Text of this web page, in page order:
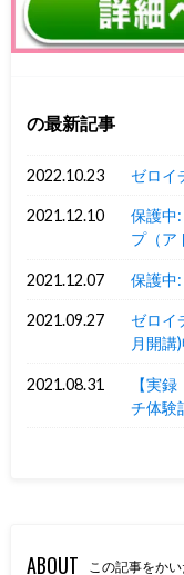
の最新記事
2022.10.23 ゼロイ
2021.12.10
保護中
プ（ア
2021.12.07 保護中
2021.09.27
ゼロ
月開講
2021.08.31
【実
チ体験
ABOUT この記事をかい